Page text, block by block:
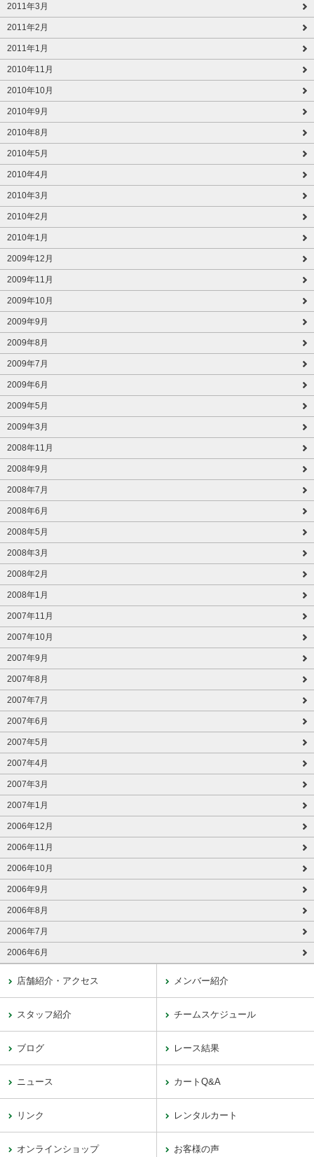
2011年3月
2011年2月
2011年1月
2010年11月
2010年10月
2010年9月
2010年8月
2010年5月
2010年4月
2010年3月
2010年2月
2010年1月
2009年12月
2009年11月
2009年10月
2009年9月
2009年8月
2009年7月
2009年6月
2009年5月
2009年3月
2008年11月
2008年9月
2008年7月
2008年6月
2008年5月
2008年3月
2008年2月
2008年1月
2007年11月
2007年10月
2007年9月
2007年8月
2007年7月
2007年6月
2007年5月
2007年4月
2007年3月
2007年1月
2006年12月
2006年11月
2006年10月
2006年9月
2006年8月
2006年7月
2006年6月
店舗紹介・アクセス メンバー紹介
スタッフ紹介 チームスケジュール
ブログ レース結果
ニュース カートQ&A
リンク レンタルカート
オンラインショップ お客様の声